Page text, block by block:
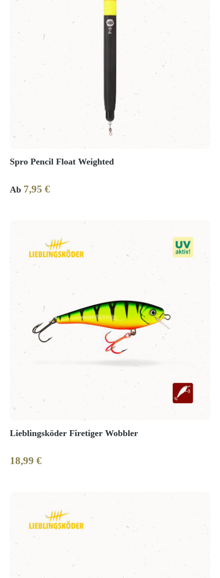
Spro Pencil Float Weighted
Regulärer Preis:
Ab 7,95 €
Lieblingsköder Firetiger Wobbler
Regulärer Preis:
18,99 €